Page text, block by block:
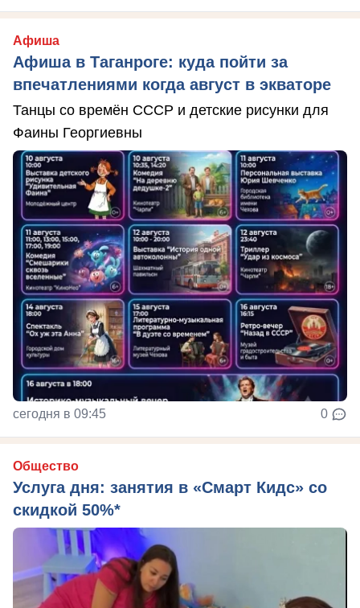
Афиша
Афиша в Таганроге: куда пойти за
впечатлениями когда август в экваторе
Танцы со времён СССР и детские рисунки для
Фаины Георгиевны
сегодня в 09:45 0
Общество
Услуга дня: занятия в «Смарт Кидс» со
скидкой 50%*